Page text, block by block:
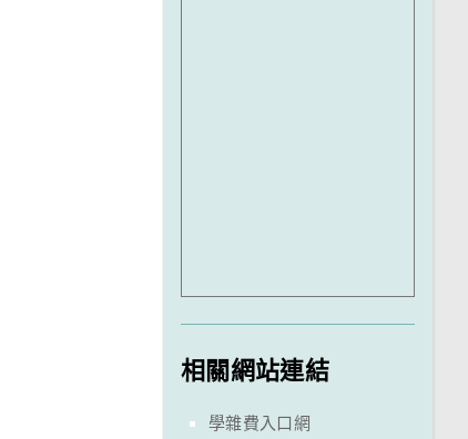
相關網站連結
學雜費入口網